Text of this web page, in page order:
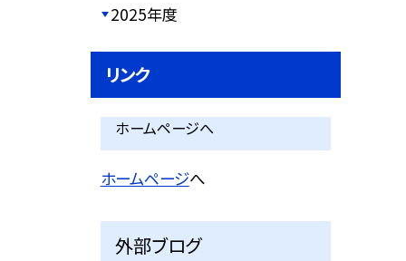
2025年度
リンク
ホームページへ
ホームページへ
外部ブログ